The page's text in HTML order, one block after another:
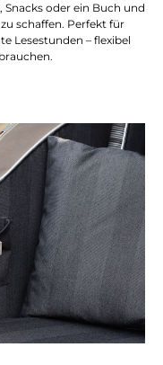
oder ein Buch und
schaffen. Perfekt für
Lesestunden – flexibel